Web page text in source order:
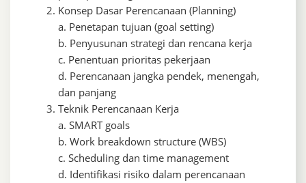
Konsep Dasar Perencanaan (Planning)
a. Penetapan tujuan (goal setting)
b. Penyusunan strategi dan rencana kerja
c. Penentuan prioritas pekerjaan
d. Perencanaan jangka pendek, menengah,
dan panjang
Teknik Perencanaan Kerja
a. SMART goals
b. Work breakdown structure (WBS)
c. Scheduling dan time management
d. Identifikasi risiko dalam perencanaan